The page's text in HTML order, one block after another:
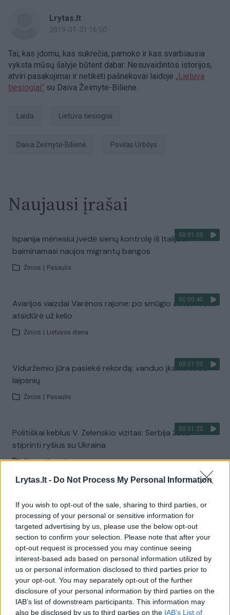
Lrytas.lt - Do Not Process My Personal Information
If you wish to opt-out of the sale, sharing to third parties, or
processing of your personal or sensitive information for
targeted advertising by us, please use the below opt-out
section to confirm your selection. Please note that after your
opt-out request is processed you may continue seeing
interest-based ads based on personal information utilized by
us or personal information disclosed to third parties prior to
your opt-out. You may separately opt-out of the further
disclosure of your personal information by third parties on the
IAB’s list of downstream participants. This information may
also be disclosed by us to third parties on the IAB’s List of
Lrytas.lt
2019-01-31 16:50
Tai, kas įdomu, kas sukrečia, pamoko ir kas svarbiausia
vyksta mūsų šalyje būtent dabar. Nesuvaidintos istorijos,
atviri pasakojimai ir netikėti pašnekovai laidoje „Lietuva
tiesiogiai“ su Daiva Žeimyte-Biliene.
laida Lietuva tiesiogiai
Daiva Žeimytė-Bilienė Povilas Urbšys
Naujausi įrašai
00:01:00
Ispanija mėnesiui įvedė sienų kontrolę iš Italijos:
baiminamasi naujos migrantų bangos
Žinios Pasaulis
00:00:40
Avarijos vaizdai Varėnos rajone: po smūgio automobilis
atsidūrė už kelio
Žinios Lietuvos diena
00:01:05
Viduržemio jūra pasiekė rekordą: vanduo įkaito iki 33
laipsnių
Žinios Pasaulis
00:01:20
Politiškai keblus V. Zelenskio vizitas: Serbija žada
stiprinti ryšius su Ukraina
Žinios | Pasaulis
Žiūrimiausi įrašai
00:00:30
Vaizdai iš tragiškos avarijos Vilniaus r.: dviejų moterų ir
vaiko gyvybių išgelbėti nepavyko
Žinios | Lietuvos diena